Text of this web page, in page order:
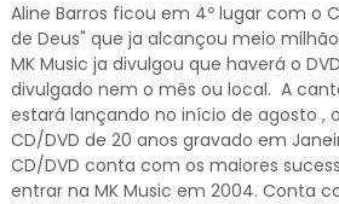
Aline Barros ficou em 4º lugar com o
de Deus" que ja alcançou meio
MK Music ja divulgou que haverá o
divulgado nem o mês ou local. A
estará lançando no início de agosto ,
CD/DVD de 20 anos gravado em
CD/DVD conta com os maiores
entrar na MK Music em 2004. Conta